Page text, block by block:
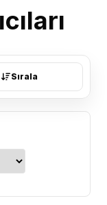
Sırala